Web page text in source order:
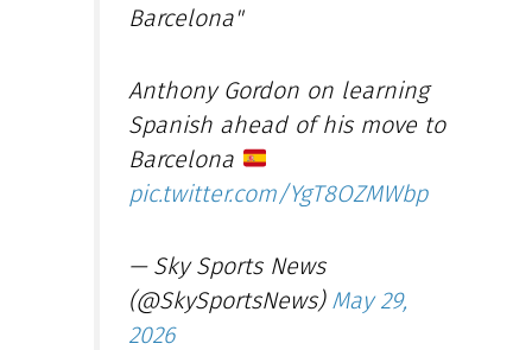
Barcelona"
Anthony Gordon on learning
Spanish ahead of his move to
Barcelona
pic.twitter.com/YgT8OZMWbp
— Sky Sports News
(@SkySportsNews) May 29,
2026